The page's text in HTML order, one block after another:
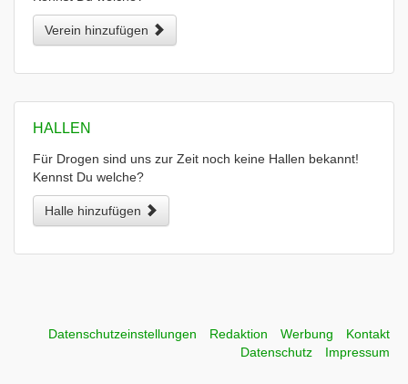
Verein hinzufügen
HALLEN
Für Drogen sind uns zur Zeit noch keine Hallen bekannt!
Kennst Du welche?
Halle hinzufügen
Datenschutzeinstellungen Redaktion Werbung
Kontakt
Datenschutz
Impressum